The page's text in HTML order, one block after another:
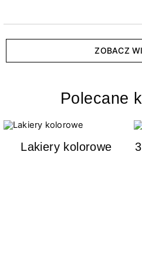
ZOBACZ
Polecane
Lakiery kolorowe